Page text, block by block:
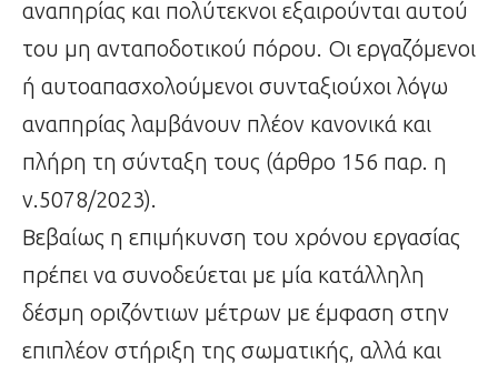
αναπηρίας και πολύτεκνοι εξαιρούνται αυτού
του μη ανταποδοτικού πόρου. Οι εργαζόμενοι
ή αυτοαπασχολούμενοι συνταξιούχοι λόγω
αναπηρίας λαμβάνουν πλέον κανονικά και
πλήρη τη σύνταξη τους (άρθρο 156 παρ. η
ν.5078/2023).
Βεβαίως η επιμήκυνση του χρόνου εργασίας
πρέπει να συνοδεύεται με μία κατάλληλη
δέσμη οριζόντιων μέτρων με έμφαση στην
επιπλέον στήριξη της σωματικής, αλλά και